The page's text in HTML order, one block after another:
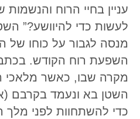
עניין בחיי הרוח והנשמות
לעשות כדי להיוושע?”
מנסה לגבור על כוחו של
השפעת רוח הקודש.
מקרה שבו, כאשר מלאכי
כדי להשתחוות לפני